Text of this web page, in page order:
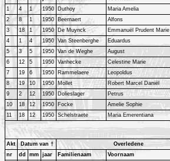
1
4 1 1950 Duthoy Maria Amelia
2
8 1 1950 Beernaert Alfons
3
18 1 1950 De Muynck Emmanuël Prudent Marie
4
1 4 1950 Van Steenberghe Eduardus
5
3 5 1950 Van de Weghe August
6
12 5 1950 Vanhecke Celestine Marie
7
19 6 1950 Rammelaere Leopoldus
8
19 10 1950 Mollet Robert Marcel Daniël
9
2 12 1950 Dolieslager Petrus
10
18 12 1950 Focke Amelie Sophie
11
18 12 1950 Schelstraete Maria Emerentiana
Akt
Datum van † Overledene
nr
dd mm jaar Familienaam Voornaam